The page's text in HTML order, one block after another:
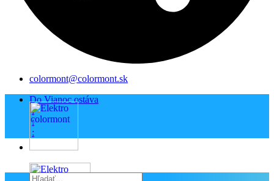
colormont@colormont.sk
Do Vianoc ostáva
:
:
: